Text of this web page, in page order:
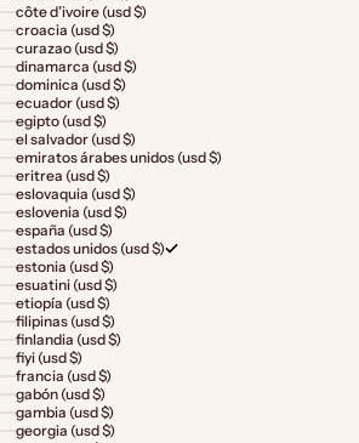
côte d’ivoire (usd $)
croacia (usd $)
curazao (usd $)
dinamarca (usd $)
dominica (usd $)
ecuador (usd $)
egipto (usd $)
el salvador (usd $)
emiratos árabes unidos (usd $)
eritrea (usd $)
eslovaquia (usd $)
eslovenia (usd $)
españa (usd $)
estados unidos (usd $)
estonia (usd $)
esuatini (usd $)
etiopía (usd $)
filipinas (usd $)
finlandia (usd $)
fiyi (usd $)
francia (usd $)
gabón (usd $)
gambia (usd $)
georgia (usd $)